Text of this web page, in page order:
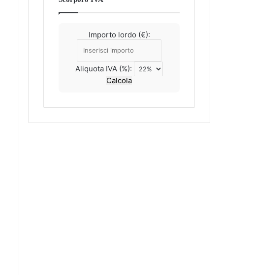
Importo lordo (€):
Aliquota IVA (%):
Calcola